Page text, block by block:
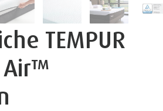
TEMPUR
Air™